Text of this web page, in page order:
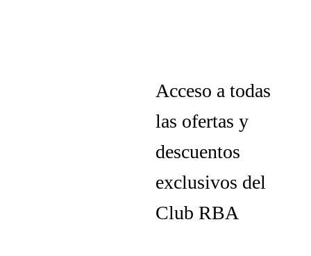
Acceso a todas
las ofertas y
descuentos
exclusivos del
Club RBA